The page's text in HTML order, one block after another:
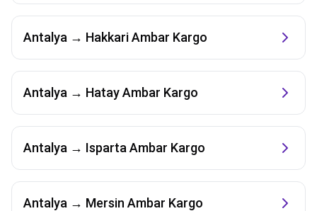
Antalya → HakkariAmbar Kargo
Antalya → HatayAmbar Kargo
Antalya → Isparta Ambar Kargo
Antalya → Mersin Ambar Kargo